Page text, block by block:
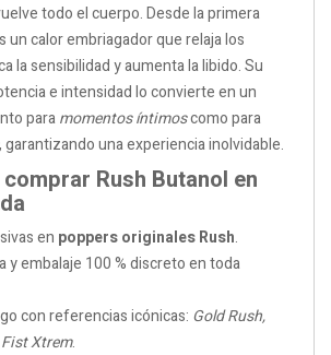
todo el cuerpo. Desde la primera
un calor embriagador que relaja los
la sensibilidad y aumenta la libido. Su
e intensidad lo convierte en un
paramomentos íntimoscomo para
, garantizando una experiencia inolvidable.
Rush Butanol en
en poppers originales Rush.
y embalaje 100 % discreto en toda
con referencias icónicas: Gold Rush,
Xtrem.